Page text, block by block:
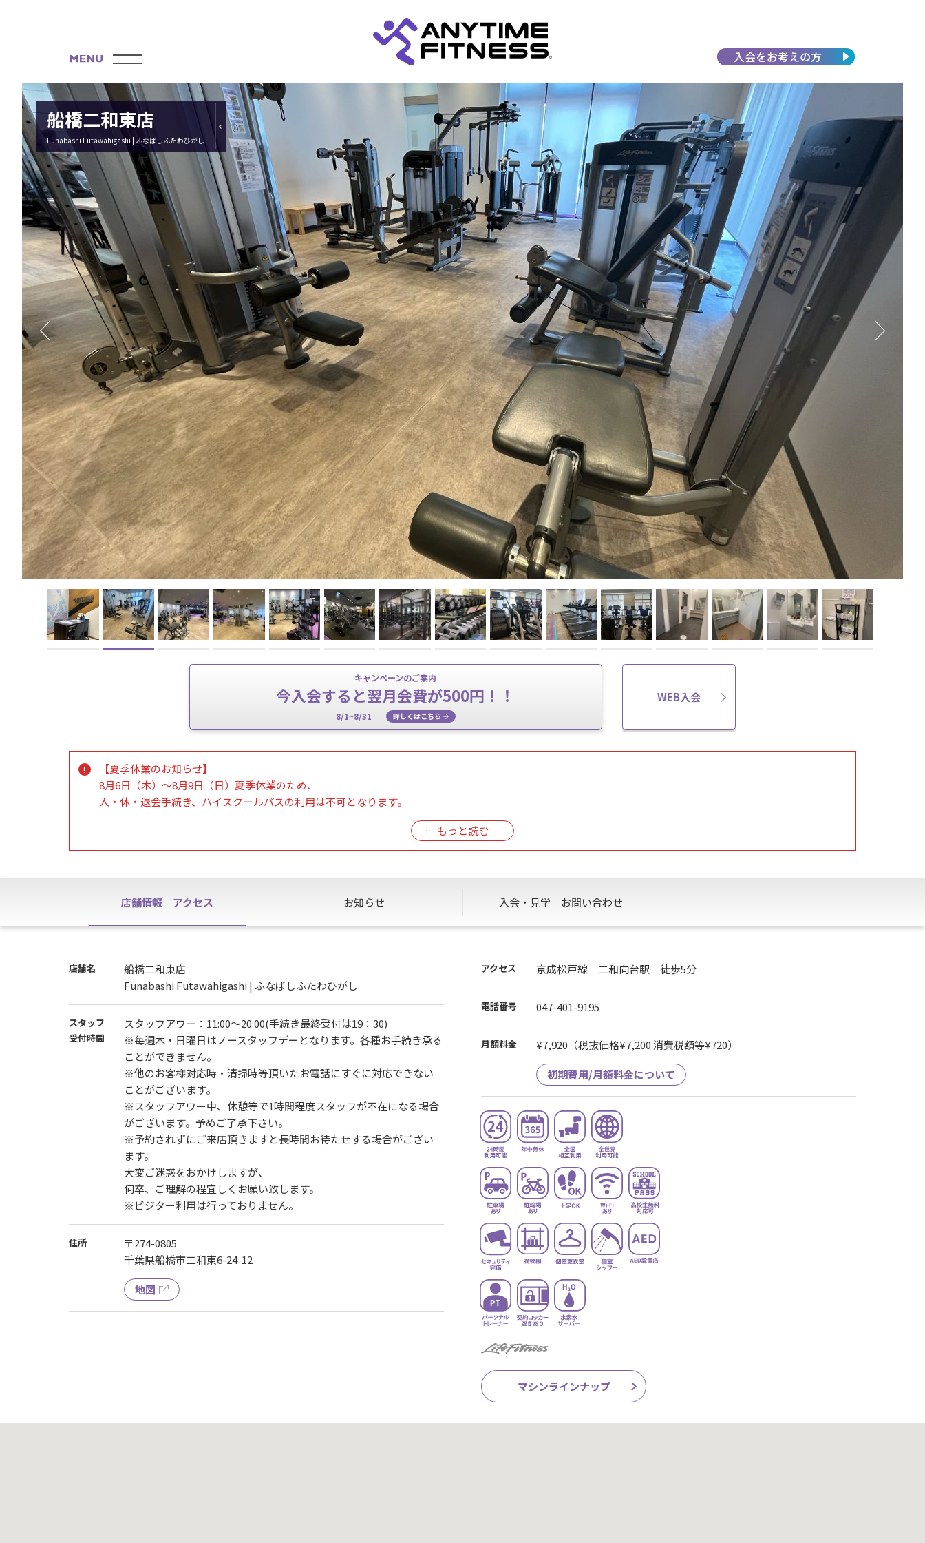
入会をお考えの方
船橋二和東店
Funabashi Futawahigashi | ふなばしふたわひがし
キャンペーンのご案内
今入会すると翌月会費が500円！！
8/1~8/31 詳しくはこちら
WEB入会
【夏季休業のお知らせ】
8月6日（木）～8月9日（日）夏季休業のため、
入・休・退会手続き、ハイスクールパスの利用は不可となります。
毎週木曜日、日曜日はノースタッフデーになります。
店舗情報 アクセス お知らせ 入会・見学 お問い合わせ
店舗名
船橋二和東店
Funabashi Futawahigashi | ふなばしふたわひがし
スタッフ
受付時間
スタッフアワー：11:00～20:00(手続き最終受付は19：30)
※毎週木・日曜日はノースタッフデーとなります。各種お手続き承る
ことができません。
※他のお客様対応時・清掃時等頂いたお電話にすぐに対応できない
ことがございます。
※スタッフアワー中、休憩等で1時間程度スタッフが不在になる場合
がございます。予めご了承下さい。
※予約されずにご来店頂きますと長時間お待たせする場合がござい
ます。
大変ご迷惑をおかけしますが、
何卒、ご理解の程宜しくお願い致します。
※ビジター利用は行っておりません。
住所
〒274-0805
千葉県船橋市二和東6-24-12
地図
アクセス 京成松戸線 二和向台駅 徒歩5分
電話番号 047-401-9195
月額料金 ¥7,920 （税抜価格¥7,200 消費税額等¥720）
初期費用/月額料金について
マシンラインナップ